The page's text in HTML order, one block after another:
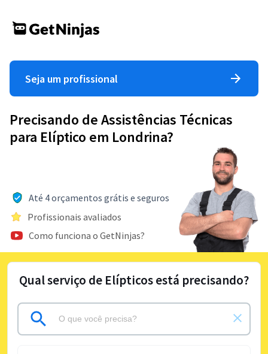
Seja um profissional
Precisando de Assistências Técnicas
para Elíptico em Londrina?
Até 4 orçamentos grátis e seguros
Profissionais avaliados
Como funciona o GetNinjas?
Qual serviço de Elípticos está precisando?